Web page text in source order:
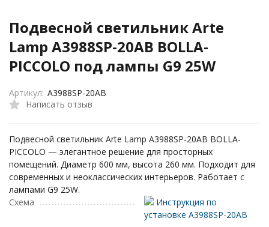
Подвесной светильник Arte
Lamp A3988SP-20AB BOLLA-
PICCOLO под лампы G9 25W
Написать отзыв
Артикул: A3988SP-20AB
Подвесной светильник Arte Lamp A3988SP-20AB BOLLA-
PICCOLO — элегантное решение для просторных
помещений. Диаметр 600 мм, высота 260 мм. Подходит для
современных и неоклассических интерьеров. Работает с
лампами G9 25W.
Схема
Инструкция по
установке A3988SP-20AB